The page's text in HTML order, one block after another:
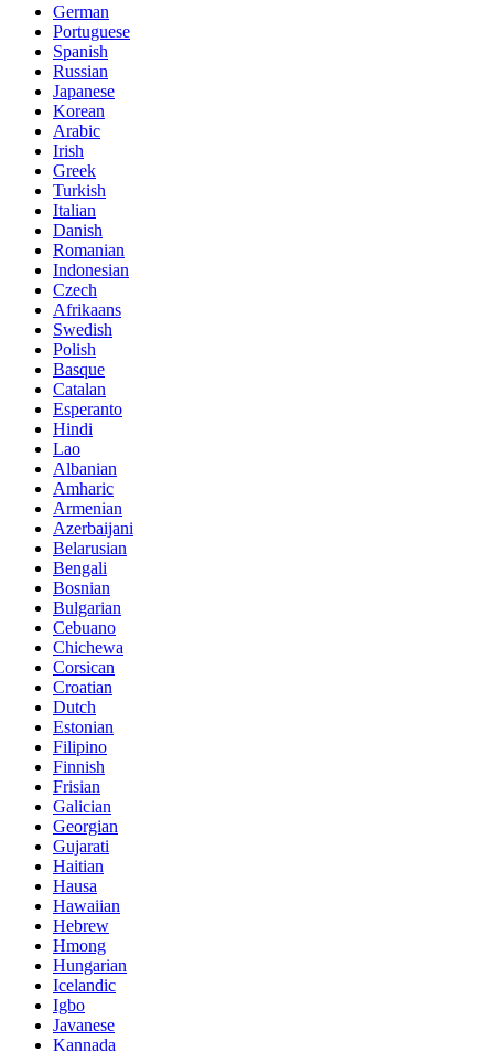
German
Portuguese
Spanish
Russian
Japanese
Korean
Arabic
Irish
Greek
Turkish
Italian
Danish
Romanian
Indonesian
Czech
Afrikaans
Swedish
Polish
Basque
Catalan
Esperanto
Hindi
Lao
Albanian
Amharic
Armenian
Azerbaijani
Belarusian
Bengali
Bosnian
Bulgarian
Cebuano
Chichewa
Corsican
Croatian
Dutch
Estonian
Filipino
Finnish
Frisian
Galician
Georgian
Gujarati
Haitian
Hausa
Hawaiian
Hebrew
Hmong
Hungarian
Icelandic
Igbo
Javanese
Kannada